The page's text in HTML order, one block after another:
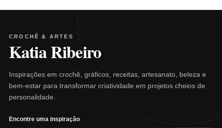
CROCHÊ & ARTES
Katia Ribeiro
Inspirações em crochê, gráficos, receitas, artesanato, beleza e
bem-estar para transformar criatividade em projetos cheios de
personalidade.
Encontre uma inspiração